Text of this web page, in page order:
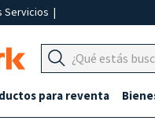
Servicios |
para reventa